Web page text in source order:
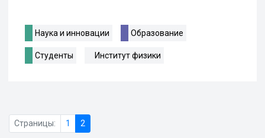
Наука и инновации Образование
Студенты Институт физики
Страницы: 1 2